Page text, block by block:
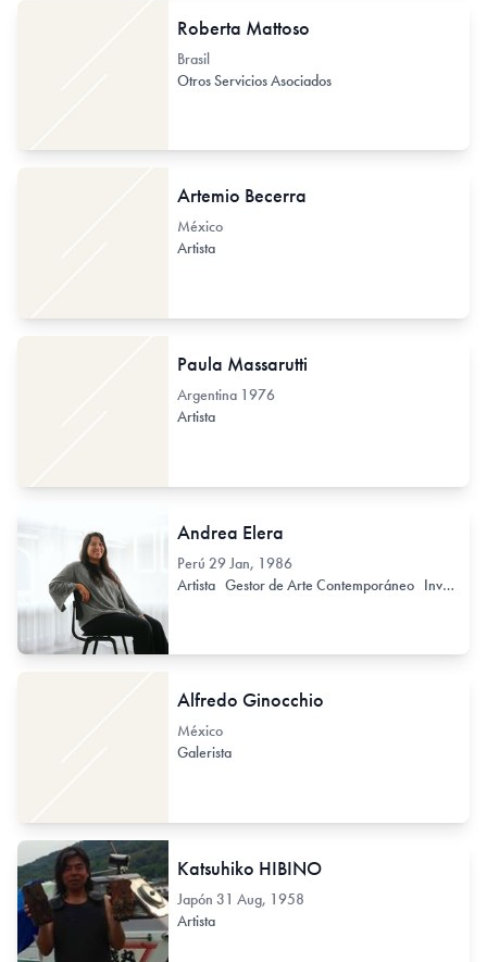
Roberta Mattoso
Brasil
Otros Servicios Asociados
Artemio Becerra
México
Artista
Paula Massarutti
Argentina 1976
Artista
Andrea Elera
Perú 29 Jan, 1986
Artista Gestor de Arte Contemporáneo Investigador de Arte Contemporáneo
Alfredo Ginocchio
México
Galerista
Katsuhiko HIBINO
Japón 31 Aug, 1958
Artista